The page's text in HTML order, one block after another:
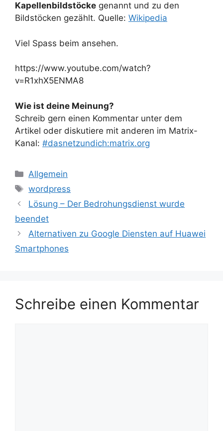
Kapellenbildstöcke genannt und zu den
Bildstöcken gezählt. Quelle: Wikipedia
Viel Spass beim ansehen.
https://www.youtube.com/watch?
v=R1xhX5ENMA8
Wie ist deine Meinung?
Schreib gern einen Kommentar unter dem
Artikel oder diskutiere mit anderen im Matrix-
Kanal: #dasnetzundich:matrix.org
Kategorien
Allgemein
Schlagwörter
wordpress
Lösung – Der Bedrohungsdienst wurde
beendet
Alternativen zu Google Diensten auf Huawei
Smartphones
Schreibe einen Kommentar